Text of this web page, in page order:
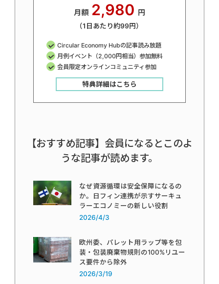
月額 2,980 円
（1日あたり約99円）
Circular Economy Hubの記事読み放題
月例イベント（2,000円相当）参加無料
会員限定オンラインコミュニティ参加
特典詳細はこちら
【おすすめ記事】会員になるとこのよ
うな記事が読めます。
なぜ資源循環は安全保障になるの
か。日フィン連携が示すサーキュ
ラーエコノミーの新しい役割
2026/4/3
欧州委、パレット用ラップ等を包
装・包装廃棄物規則の100%リユー
ス要件から除外
2026/3/19